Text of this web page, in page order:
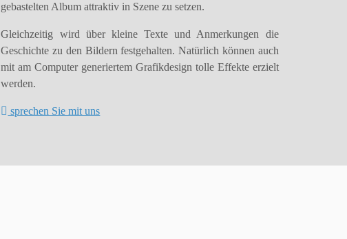
gebastelten Album attraktiv in Szene zu setzen.
Gleichzeitig wird über kleine Texte und Anmerkungen die
Geschichte zu den Bildern festgehalten. Natürlich können auch
mit am Computer generiertem Grafikdesign tolle Effekte erzielt
werden.
sprechen Sie mit uns